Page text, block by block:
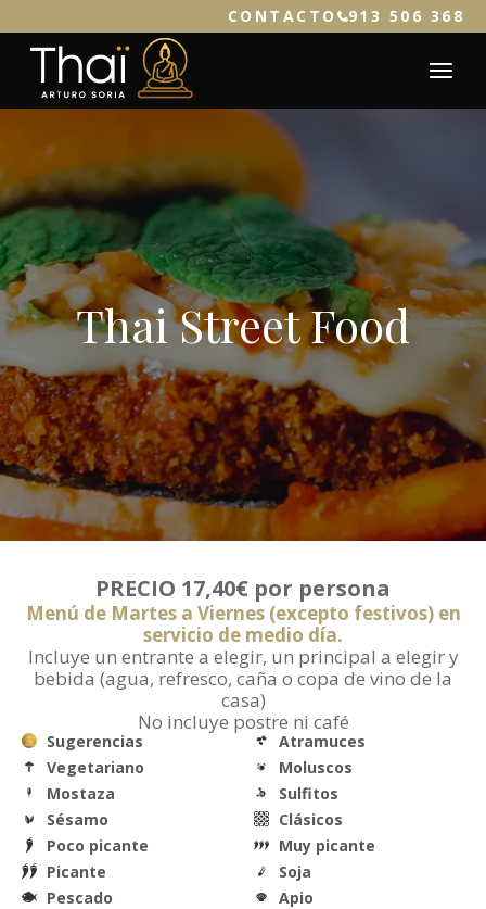
CONTACTO 913 506 368
Thai Street Food
PRECIO 17,40€ por persona
Menú de Martes a Viernes (excepto festivos) en
servicio de medio día.
Incluye un entrante a elegir, un principal a elegir y
bebida (agua, refresco, caña o copa de vino de la
casa)
No incluye postre ni café
Sugerencias
Atramuces
Vegetariano
Moluscos
Mostaza
Sulfitos
Sésamo
Clásicos
Poco picante
Muy picante
Picante
Soja
Pescado
Apio